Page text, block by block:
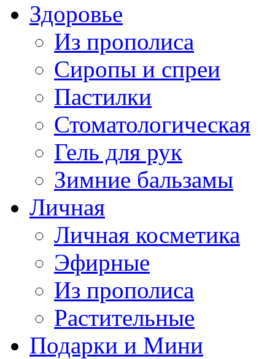
Здоровье
Из прополиса
Сиропы и спреи
Пастилки
Стоматологическая
Гель для рук
Зимние бальзамы
Личная
Личная косметика
Эфирные
Из прополиса
Растительные
Подарки и Мини